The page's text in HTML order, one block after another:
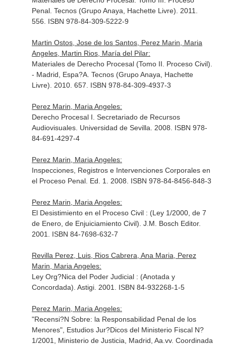
Penal. Tecnos (Grupo Anaya, Hachette Livre). 2011.
556. ISBN 978-84-309-5222-9
Martin Ostos, Jose de los Santos, Perez Marin, Maria
Angeles, Martin Rios, María del Pilar:
Materiales de Derecho Procesal (Tomo II. Proceso Civil).
- Madrid, Espa?A. Tecnos (Grupo Anaya, Hachette
Livre). 2010. 657. ISBN 978-84-309-4937-3
Perez Marin, Maria Angeles:
Derecho Procesal I. Secretariado de Recursos
Audiovisuales. Universidad de Sevilla. 2008. ISBN 978-
84-691-4297-4
Perez Marin, Maria Angeles:
Inspecciones, Registros e Intervenciones Corporales en
el Proceso Penal. Ed. 1. 2008. ISBN 978-84-8456-848-3
Perez Marin, Maria Angeles:
El Desistimiento en el Proceso Civil : (Ley 1/2000, de 7
de Enero, de Enjuiciamiento Civil). J.M. Bosch Editor.
2001. ISBN 84-7698-632-7
Revilla Perez, Luis, Rios Cabrera, Ana Maria, Perez
Marin, Maria Angeles:
Ley Org?Nica del Poder Judicial : (Anotada y
Concordada). Astigi. 2001. ISBN 84-932268-1-5
Perez Marin, Maria Angeles:
"Recensi?N Sobre: la Responsabilidad Penal de los
Menores", Estudios Jur?Dicos del Ministerio Fiscal N?
1/2001, Ministerio de Justicia, Madrid, Aa.vv. Coordinada